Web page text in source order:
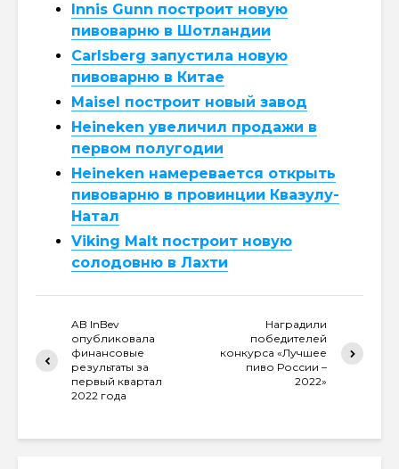
Innis Gunn построит новую
пивоварню в Шотландии
Carlsberg запустила новую
пивоварню в Китае
Maisel построит новый завод
Heineken увеличил продажи в
первом полугодии
Heineken намеревается открыть
пивоварню в провинции Квазулу-
Натал
Viking Malt построит новую
солодовню в Лахти
AB InBev
опубликовала
финансовые
результаты за
первый квартал
2022 года
Наградили
победителей
конкурса «Лучшее
пиво России –
2022»